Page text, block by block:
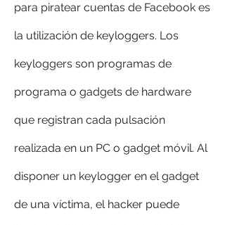
para piratear cuentas de Facebook es
la utilización de keyloggers. Los
keyloggers son programas de
programa o gadgets de hardware
que registran cada pulsación
realizada en un PC o gadget móvil. Al
disponer un keylogger en el gadget
de una víctima, el hacker puede